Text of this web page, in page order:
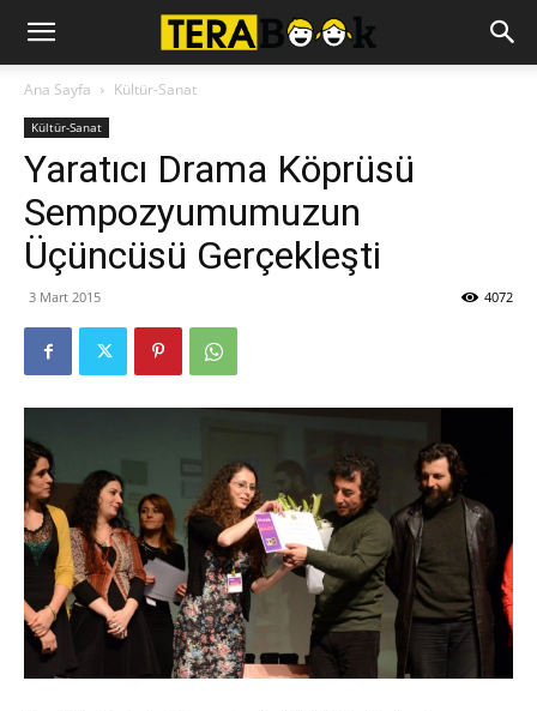
Ana Sayfa Kültür-Sanat
Kültür-Sanat
Yaratıcı Drama Köprüsü
Sempozyumumuzun
Üçüncüsü Gerçekleşti
3 Mart 2015 4072